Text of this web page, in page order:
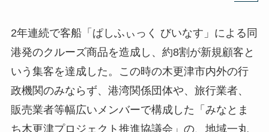
2年連続で客船「ぱしふぃっく びいなす」による同
港発のクルーズ商品を造成し、約8割が新規顧客と
いう集客を達成した。この時の木更津市内外の行
政機関のみならず、港湾関係団体や、旅行業者、
販売業者等幅広いメンバーで構成した「みなとま
ち木更津プロジェクト推進協議会」の、地域一丸